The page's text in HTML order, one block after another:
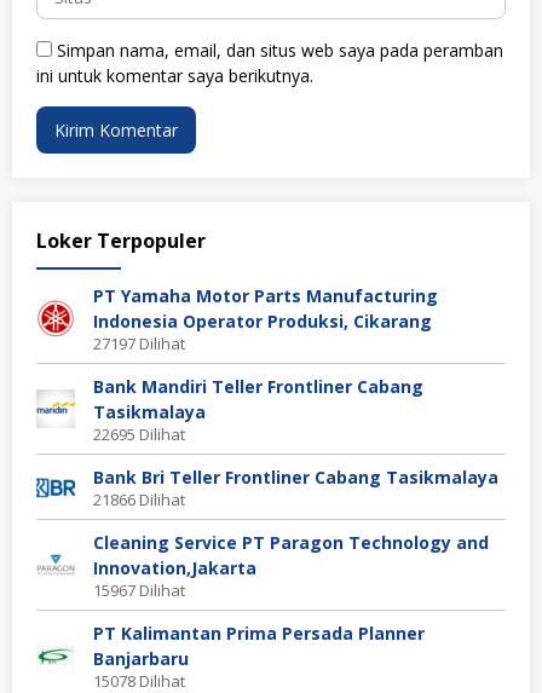
Simpan nama, email, dan situs web saya pada peramban
ini untuk komentar saya berikutnya.
Loker Terpopuler
PT Yamaha Motor Parts Manufacturing
Indonesia Operator Produksi, Cikarang
27197 Dilihat
Bank Mandiri Teller Frontliner Cabang
Tasikmalaya
22695 Dilihat
Bank Bri Teller Frontliner Cabang Tasikmalaya
21866 Dilihat
Cleaning Service PT Paragon Technology and
Innovation,Jakarta
15967 Dilihat
PT Kalimantan Prima Persada Planner
Banjarbaru
15078 Dilihat